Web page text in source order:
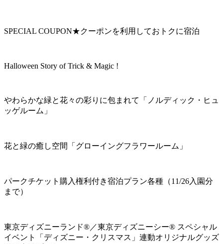
SPECIAL COUPON★クーポンを利用しておトクに宿泊
Halloween Story of Trick & Magic !
やわらかな緑と花々の彩りに包まれて「ノルディック・ヒュ
ッゲルーム」
花と緑の癒し空間「グローイングフラワールーム」
パークチケット購入権利付き宿泊プラン各種（11/26入園分
まで）
東京ディズニーランド®／東京ディズニーシー® スペシャル
イベント「ディズニー・クリスマス」連動オリジナルグッズ